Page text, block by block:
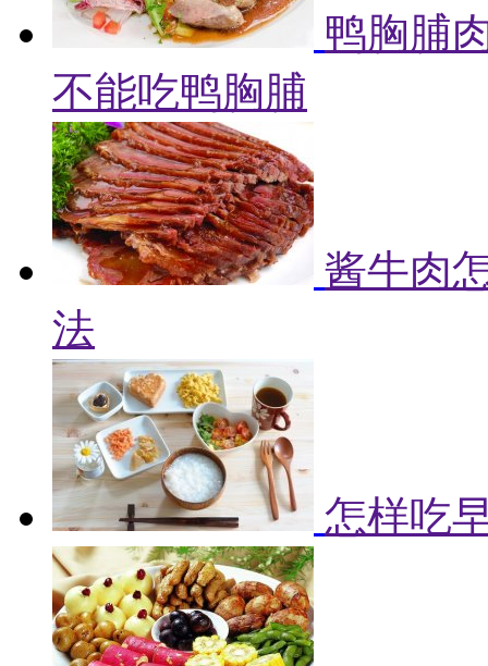
鸭胸脯
不能吃鸭胸脯
酱牛肉
法
怎样吃